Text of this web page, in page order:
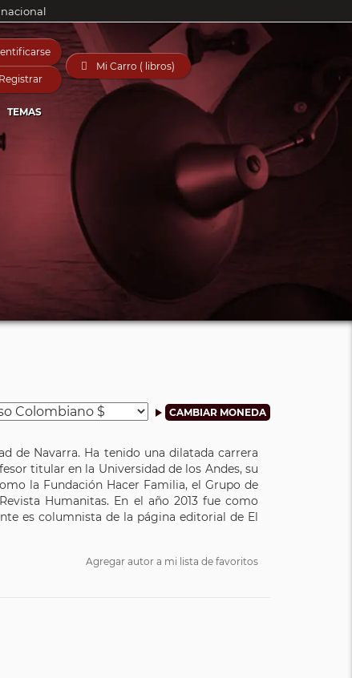
Registrar
 Mi Carro ( libros)
TEMAS
de Navarra. Ha tenido una dilatada carrera
titular en la Universidad de los Andes, su
la Fundación Hacer Familia, el Grupo de
Humanitas. En el año 2013 fue como
es columnista de la página editorial de El
Agregar autor a mi lista de favoritos